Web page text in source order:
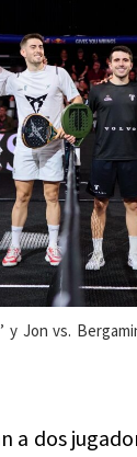
y Jon vs.
a dos